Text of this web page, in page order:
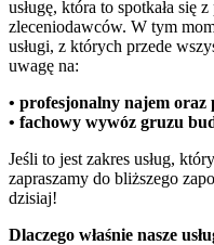
usługę, która to spotkała się
zleceniodawców. W tym
usługi, z których przede
uwagę na:
• profesjonalny najem
• fachowy wywóz gruzu
Jeśli to jest zakres usług,
zapraszamy do bliższego
dzisiaj!
Dlaczego właśnie nasze